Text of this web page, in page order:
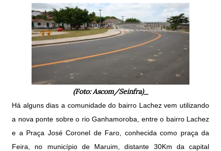
(Foto: Ascom/Seinfra)_
Há alguns dias a comunidade do bairro Lachez vem utilizando
a nova ponte sobre o rio Ganhamoroba, entre o bairro Lachez
e a Praça José Coronel de Faro, conhecida como praça da
Feira, no município de Maruim, distante 30Km da capital